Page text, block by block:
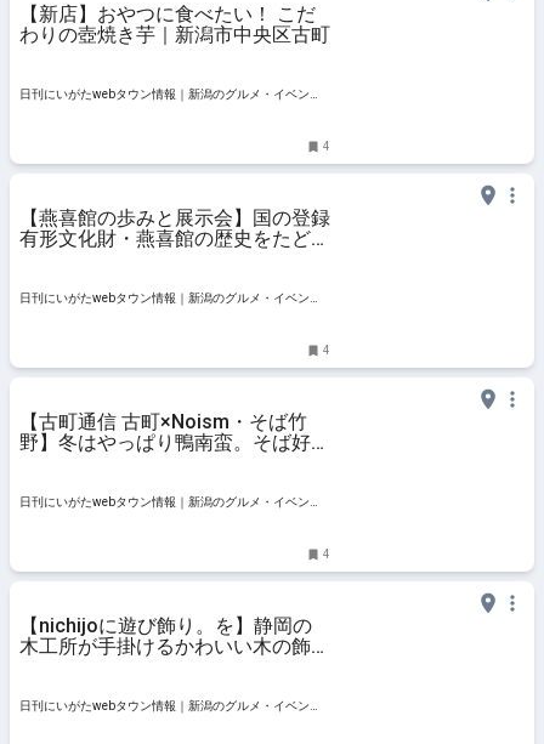
【新店】おやつに食べたい！ こだ
わりの壺焼き芋｜新潟市中央区古町
日刊にいがたwebタウン情報｜新潟のグルメ・イベン
4
【燕喜館の歩みと展示会】国の登録
有形文化財・燕喜館の歴史をたどる
日刊にいがたwebタウン情報｜新潟のグルメ・イベン
4
【古町通信 古町×Noism・そば竹
野】冬はやっぱり鴨南蛮。そば好き
日刊にいがたwebタウン情報｜新潟のグルメ・イベン
4
【nichijoに遊び飾り。を】静岡の
木工所が手掛けるかわいい木の飾り
日刊にいがたwebタウン情報｜新潟のグルメ・イベン